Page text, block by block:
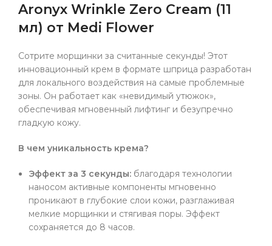
Aronyx Wrinkle Zero Cream (11
мл) от Medi Flower
Сотрите морщинки за считанные секунды! Этот
инновационный крем в формате шприца разработан
для локального воздействия на самые проблемные
зоны. Он работает как «невидимый утюжок»,
обеспечивая мгновенный лифтинг и безупречно
гладкую кожу.
В чем уникальность крема?
Эффект за 3 секунды: благодаря технологии
наносом активные компоненты мгновенно
проникают в глубокие слои кожи, разглаживая
мелкие морщинки и стягивая поры. Эффект
сохраняется до 8 часов.